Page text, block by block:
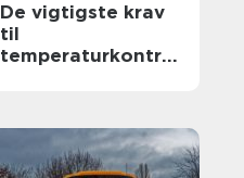
De vigtigste krav
til
temperaturkontrol